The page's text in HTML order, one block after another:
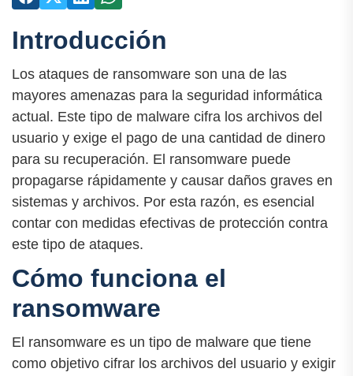
Introducción
Los ataques de ransomware son una de las
mayores amenazas para la seguridad informática
actual. Este tipo de malware cifra los archivos del
usuario y exige el pago de una cantidad de dinero
para su recuperación. El ransomware puede
propagarse rápidamente y causar daños graves en
sistemas y archivos. Por esta razón, es esencial
contar con medidas efectivas de protección contra
este tipo de ataques.
Cómo funciona el
ransomware
El ransomware es un tipo de malware que tiene
como objetivo cifrar los archivos del usuario y exigir